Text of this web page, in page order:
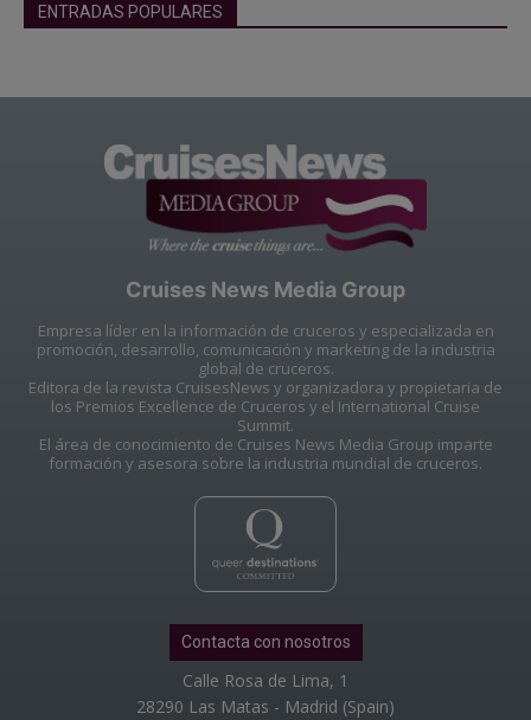
ENTRADAS POPULARES
Cruises News Media Group
Empresa líder en la información de cruceros y especializada en
promoción, desarrollo, comunicación y marketing de la industria
global de cruceros.
Editora de la revista CruisesNews y organizadora y propietaria de
los Premios Excellence de Cruceros y el International Cruise
Summit.
El área de conocimiento de Cruises News Media Group imparte
formación y asesora sobre la industria mundial de cruceros.
Contacta con nosotros
Calle Rosa de Lima, 1
28290 Las Matas - Madrid (Spain)